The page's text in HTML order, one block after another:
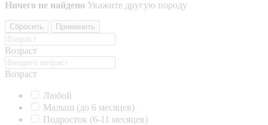
Ничего не найдено Укажите другую породу
Сбросить Применить
Возраст
Возраст
Любой
Малыш (до 6 месяцев)
Подросток (6-11 месяцев)